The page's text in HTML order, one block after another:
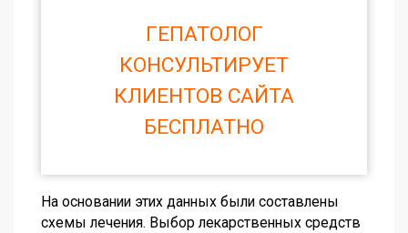
ГЕПАТОЛОГ
КОНСУЛЬТИРУЕТ
КЛИЕНТОВ САЙТА
БЕСПЛАТНО
На основании этих данных были составлены
схемы лечения. Выбор лекарственных средств